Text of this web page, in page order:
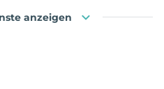
anzeigen